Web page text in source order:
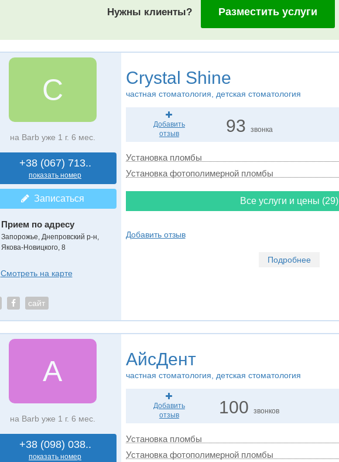
Нужны клиенты? Разместить услуги
C
на Barb уже 1 г. 6 мес.
+38 (067) 713..
показать номер
Записаться
Прием по адресу
Запорожье, Днепровский р-н,
Якова-Новицкого, 8
Смотреть на карте
сайт
Crystal Shine
частная стоматология, детская стоматология
Добавить
отзыв
93 звонка
Установка пломбы
Установка фотополимерной пломбы
Все услуги и цены (29)
Добавить отзыв
Подробнее
А
на Barb уже 1 г. 6 мес.
+38 (098) 038..
показать номер
АйсДент
частная стоматология, детская стоматология
Добавить
отзыв
100звонков
Установка пломбы
Установка фотополимерной пломбы